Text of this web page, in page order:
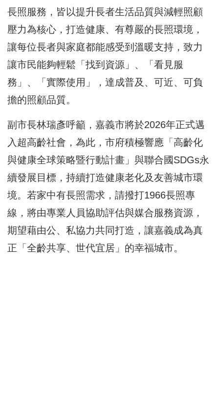
長照服務，皆以提升長者生活品質與減輕照顧
壓力為核心，打造健康、有尊嚴的長照環境，
讓每位長者與家庭都能感受到溫暖支持，致力
讓市民能夠輕鬆「找到資源」、「看見服
務」、「實際使用」，達成普及、可近、可負
擔的照顧品質。
副市長林瑞彥呼籲，嘉義市將於2026年正式邁
入超高齡社會，為此，市府積極響應「高齡化
與健康全球策略暨行動計畫」與聯合國SDGs永
續發展目標，持續打造健康老化及友善城市環
境。若家中有長照需求，請撥打1966長照專
線，將由專業人員協助評估與媒合服務資源，
期望藉由公、私協力共同打造，讓嘉義成為真
正「全齡共享、世代宜居」的幸福城市。